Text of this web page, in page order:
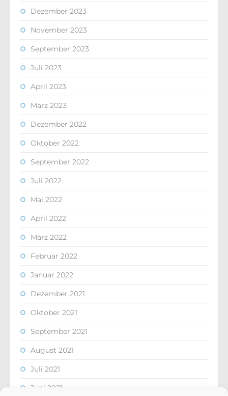
Dezember 2023
November 2023
September 2023
Juli 2023
April 2023
März 2023
Dezember 2022
Oktober 2022
September 2022
Juli 2022
Mai 2022
April 2022
März 2022
Februar 2022
Januar 2022
Dezember 2021
Oktober 2021
September 2021
August 2021
Juli 2021
Juni 2021